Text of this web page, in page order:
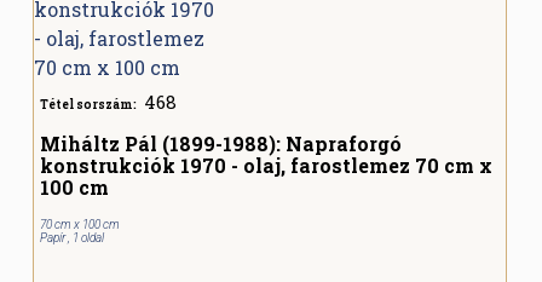
Tétel sorszám: 468
Miháltz Pál (1899-1988): Napraforgó
konstrukciók 1970 - olaj, farostlemez 70 cm x
100 cm
70 cm x 100 cm
Papír , 1 oldal